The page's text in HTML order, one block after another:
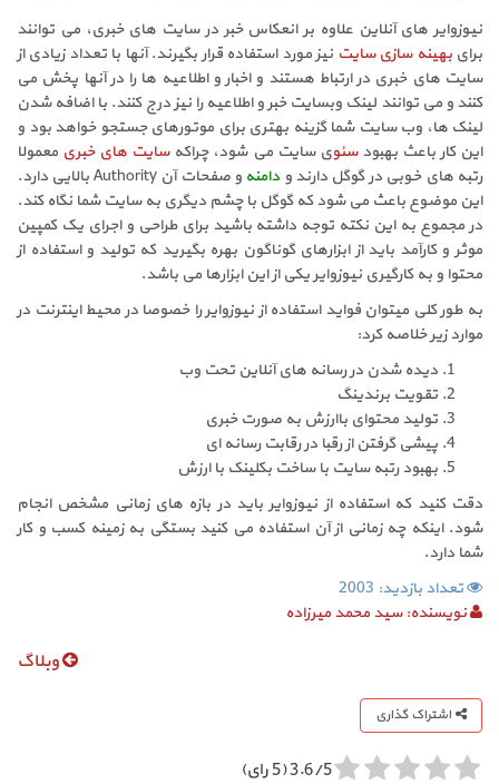
نیوزوایر های آنلاین علاوه بر انعکاس خبر در سایت های خبری، می توانند
برایبهینه سازی سایت نیز مورد استفاده قرار بگیرند. آنها با تعداد زیادی از
سایت های خبری در ارتباط هستند و اخبار و اطلاعیه ها را در آنها پخش می
کنند و می توانند لینک وبسایت خبر و اطلاعیه را نیز درج کنند. با اضافه شدن
لینک ها، وب سایت شما گزینه بهتری برای موتورهای جستجو خواهد بود و
این کار باعث بهبودسئوی سایت می شود، چراکهسایت های خبری معمولا
رتبه های خوبی در گوگل دارند و دامنه
و صفحات آن Authority بالایی دارد.
این موضوع باعث می شود که گوگل با چشم دیگری به سایت شما نگاه کند.
در مجموع به این نکته توجه داشته باشید برای طراحی و اجرای یک کمپین
موثر و کارآمد باید از ابزارهای گوناگون بهره بگیرید که تولید و استفاده از
محتوا و به کارگیری نیوزوایر یکی از این ابزارها می باشد.
به طور کلی میتوان فواید استفاده از نیوزوایر را خصوصا در محیط اینترنت در
موارد زیر خلاصه کرد:
دیده شدن در رسانه های آنلاین تحت وب
تقویت برندینگ
تولید محتوای باارزش به صورت خبری
پیشی گرفتن از رقبا در رقابت رسانه ای
بهبود رتبه سایت با ساخت بکلینک با ارزش
دقت کنید که استفاده از نیوزوایر باید در بازه های زمانی مشخص انجام
شود. اینکه چه زمانی از آن استفاده می کنید بستگی به زمینه کسب و کار
شما دارد.
تعداد بازدید: 2003
نویسنده:سید محمد میرزاده
وبلاگ
اشتراک گذاری
3.6/5 (5 رای)